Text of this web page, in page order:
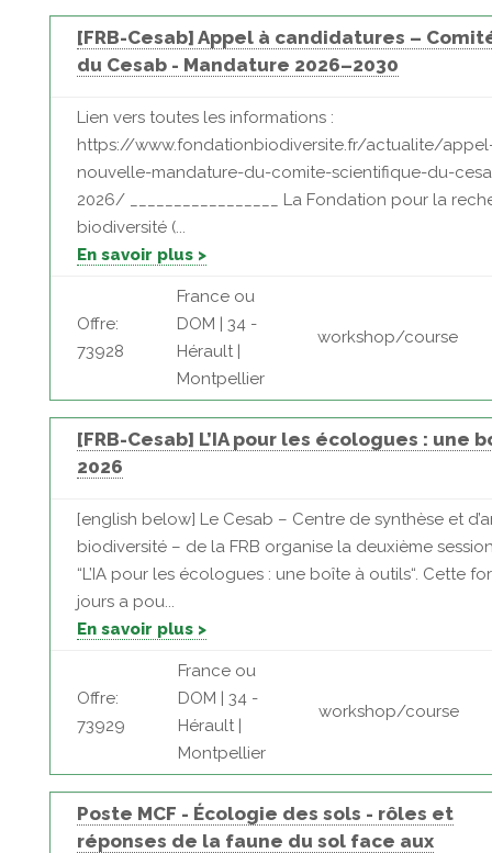
[FRB-Cesab] Appel à candidatures –
du Cesab - Mandature 2026–2030
Lien vers toutes les informations :
https://www.fondationbiodiversite.fr/actualite/
nouvelle-mandature-du-comite-scientifique-du-
2026/ _________________ La Fondation pour la
biodiversité (...
En savoir plus >
Offre:
73928
France ou
DOM | 34 -
Hérault |
Montpellier
workshop/course
[FRB-Cesab] L’IA pour les écologues : une
2026
[english below] Le Cesab – Centre de synthèse et
biodiversité – de la FRB organise la deuxième
“L’IA pour les écologues : une boîte à outils“. Cette
jours a pou...
En savoir plus >
Offre:
73929
France ou
DOM | 34 -
Hérault |
Montpellier
workshop/course
Poste MCF - Écologie des sols - rôles et
réponses de la faune du sol face aux